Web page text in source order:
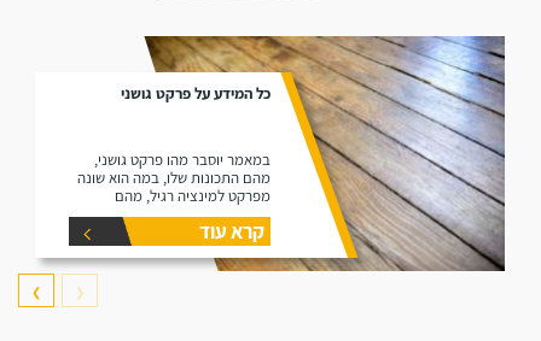
כל המידע על פרקט גושני
במאמר יוסבר מהו פרקט גושני,
מהם התכונות שלו, במה הוא שונה
מפרקט למינציה רגיל, מהם
היתרונות שלו ומהם החסרונות שלו.
קרא עוד
❮
❯